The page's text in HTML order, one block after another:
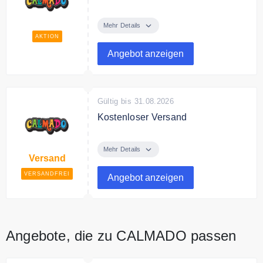
AKTION
Spielsachen zum günstigen Preis
Mehr Details
Angebot anzeigen
Versand
VERSANDFREI
Gültig bis 31.08.2026
Kostenloser Versand
innerhalb von 2-4 Tagen.
Mehr Details
Angebot anzeigen
Angebote, die zu CALMADO passen